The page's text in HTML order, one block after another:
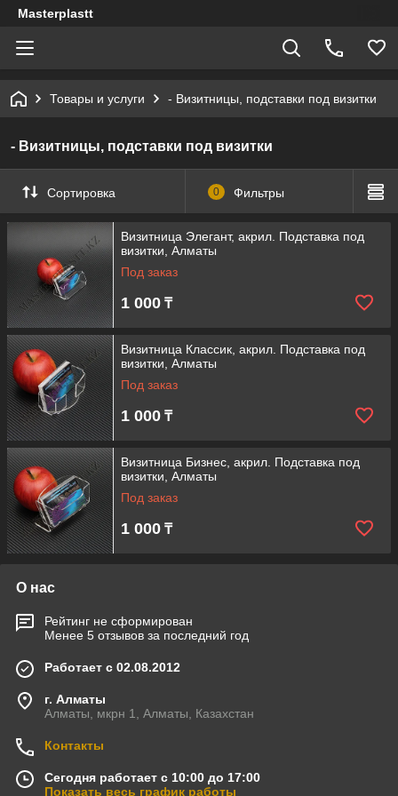
Masterplastt
Товары и услуги - Визитницы, подставки под визитки
- Визитницы, подставки под визитки
Сортировка 0 Фильтры
Визитница Элегант, акрил. Подставка под
визитки, Алматы
Под заказ
1 000 ₸
Визитница Классик, акрил. Подставка под
визитки, Алматы
Под заказ
1 000 ₸
Визитница Бизнес, акрил. Подставка под
визитки, Алматы
Под заказ
1 000 ₸
О нас
Рейтинг не сформирован
Менее 5 отзывов за последний год
Работает с 02.08.2012
г. Алматы
Алматы, мкрн 1, Алматы, Казахстан
Контакты
Сегодня работает с 10:00 до 17:00
Показать весь график работы